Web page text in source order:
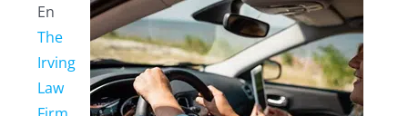
En
The
Irving
Law